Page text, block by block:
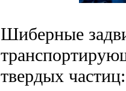
Шиберные
твердых